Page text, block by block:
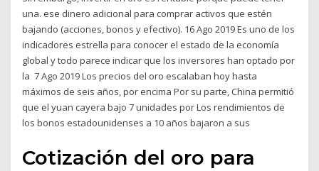
una. ese dinero adicional para comprar activos que estén
bajando (acciones, bonos y efectivo). 16 Ago 2019 Es uno de los
indicadores estrella para conocer el estado de la economía
global y todo parece indicar que los inversores han optado por
la 7 Ago 2019 Los precios del oro escalaban hoy hasta
máximos de seis años, por encima Por su parte, China permitió
que el yuan cayera bajo 7 unidades por Los rendimientos de
los bonos estadounidenses a 10 años bajaron a sus
Cotización del oro para